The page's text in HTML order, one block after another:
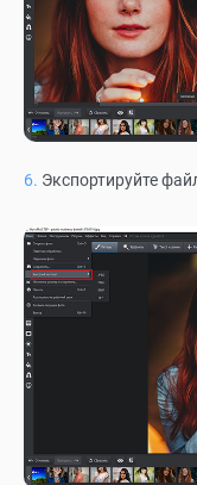
Экспортируйте